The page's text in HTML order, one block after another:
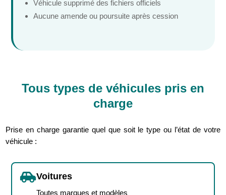
Véhicule supprimé des fichiers officiels
Aucune amende ou poursuite après cession
Tous types de véhicules pris en
charge
Prise en charge garantie quel que soit le type ou l’état de votre
véhicule :
Voitures
Toutes marques et modèles